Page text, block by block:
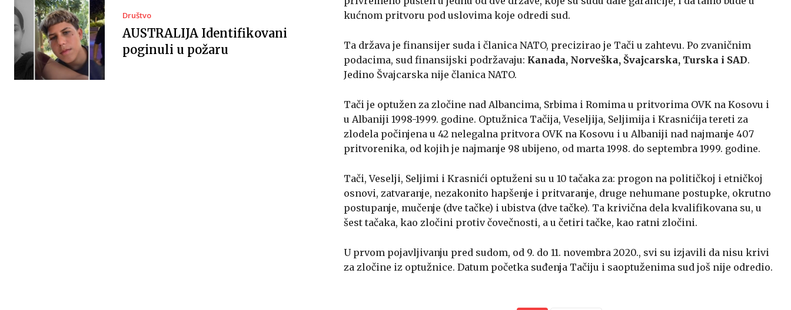
Društvo
AUSTRALIJA Identifikovani
poginuli u požaru
kućnom pritvoru pod uslovima koje odredi sud.
Ta država je finansijer suda i članica NATO, precizirao je Tači u zahtevu. Po zvaničnim
podacima, sud finansijski podržavaju: Kanada, Norveška, Švajcarska, Turska i SAD.
Jedino Švajcarska nije članica NATO.
Tači je optužen za zločine nad Albancima, Srbima i Romima u pritvorima OVK na Kosovu i
u Albaniji 1998-1999. godine. Optužnica Tačija, Veseljija, Seljimija i Krasnićija tereti za
zlodela počinjena u 42 nelegalna pritvora OVK na Kosovu i u Albaniji nad najmanje 407
pritvorenika, od kojih je najmanje 98 ubijeno, od marta 1998. do septembra 1999. godine.
Tači, Veselji, Seljimi i Krasnići optuženi su u 10 tačaka za: progon na političkoj i etničkoj
osnovi, zatvaranje, nezakonito hapšenje i pritvaranje, druge nehumane postupke, okrutno
postupanje, mučenje (dve tačke) i ubistva (dve tačke). Ta krivična dela kvalifikovana su, u
šest tačaka, kao zločini protiv čovečnosti, a u četiri tačke, kao ratni zločini.
U prvom pojavljivanju pred sudom, od 9. do 11. novembra 2020., svi su izjavili da nisu krivi
za zločine iz optužnice. Datum početka suđenja Tačiju i saoptuženima sud još nije odredio.